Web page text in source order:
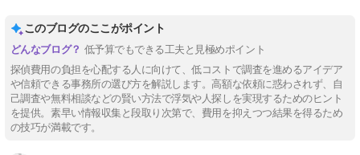
このブログのここがポイント
低予算でもできる工夫と見極めポイント
探偵費用の負担を心配する人に向けて、低コストで調査を進めるアイデア
や信頼できる事務所の選び方を解説します。高額な依頼に惑わされず、自
己調査や無料相談などの賢い方法で浮気や人探しを実現するためのヒント
を提供。素早い情報収集と段取り次第で、費用を抑えつつ結果を得るため
の技巧が満載です。